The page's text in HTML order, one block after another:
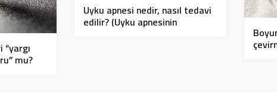
mu?
Uyku apnesi nedir, nasıl tedavi
edilir? (Uyku apnesinin